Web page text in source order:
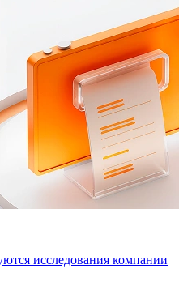
исследования компании